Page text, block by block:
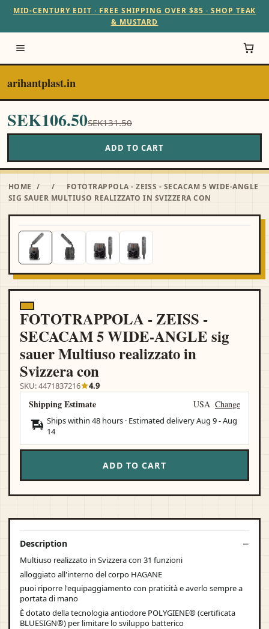
MID-CENTURY EDIT · FREE SHIPPING OVER $85 · SHOP TEAK
& MUSTARD
arihantplast.in
SEK106.50SEK131.50
ADD TO CART
HOME / /
FOTOTRAPPOLA - ZEISS - SECACAM 5 WIDE-ANGLE
SIG SAUER MULTIUSO REALIZZATO IN SVIZZERA CON
FOTOTRAPPOLA - ZEISS -
SECACAM 5 WIDE-ANGLE sig
sauer Multiuso realizzato in
Svizzera con
SKU: 4471837216 4.9
Shipping Estimate USA Change
Ships within 48 hours · Estimated deliveryAug 9-Aug
14
ADD TO CART
Description
Multiuso realizzato in Svizzera con 31 funzioni
alloggiato all'interno del corpo HAGANE
puoi riporre l'equipaggiamento con praticità e averlo sempre a
portata di mano
È dotato della tecnologia antiodore POLYGIENE® (certificata
BLUESIGN®) per limitare lo sviluppo batterico